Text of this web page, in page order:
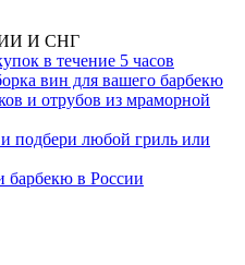
И СНГ
в течение 5 часов
вин для вашего барбекю
и отрубов из мраморной
подбери любой гриль или
барбекю в России